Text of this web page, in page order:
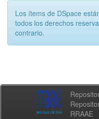
Los ítems de DSpace
todos los derechos
contrario.
RRAAE